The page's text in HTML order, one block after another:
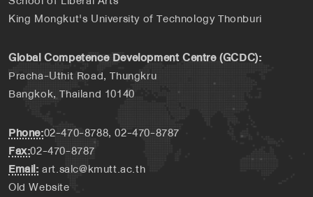
King Mongkut's University of Technology Thonburi
Global Competence Development Centre (GCDC):
Pracha-Uthit Road, Thungkru
Bangkok, Thailand 10140
Phone:02-470-8788, 02-470-8787
Fax:02-470-8787
Email:art.salc@kmutt.ac.th
Old Website